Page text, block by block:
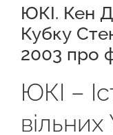
ЮКІ. Кен
Кубку
2003 про
ЮКІ –
вільних